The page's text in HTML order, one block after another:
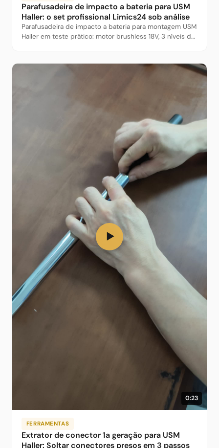
Parafusadeira de impacto a bateria para USM
Haller: o set profissional Limics24 sob análise
Parafusadeira de impacto a bateria para montagem USM
Haller em teste prático: motor brushless 18V, 3 níveis de
▶
0:23
FERRAMENTAS
Extrator de conector 1a geração para USM
Haller: Soltar conectores presos em 3 passos